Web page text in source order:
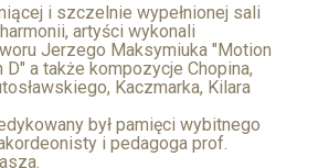
i szczelnie wypełnionej sali
artyści wykonali
Jerzego Maksymiuka "Motion
a także kompozycje Chopina,
Kaczmarka, Kilara
był pamięci wybitnego
i pedagoga prof.